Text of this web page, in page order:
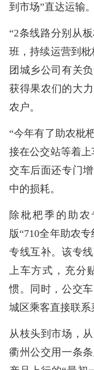
到市场”直达运输。
“2条线路分别从
班，持续运营到
团城乡公司有关
获得果农们的大
农户。
“今年有了助农枇
接在公交站等着
交车后面还专门
中的损耗。
除枇杷季的助
版“710全年助农
专线互补。该专
上车方式，充分
惯。同时，公交
城区乘客直接联系
从枝头到市场，
衢州公交用一条